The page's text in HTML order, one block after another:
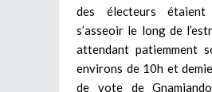
des électeurs
s’asseoir le long de
attendant patiemment
environs de 10h et
de vote de